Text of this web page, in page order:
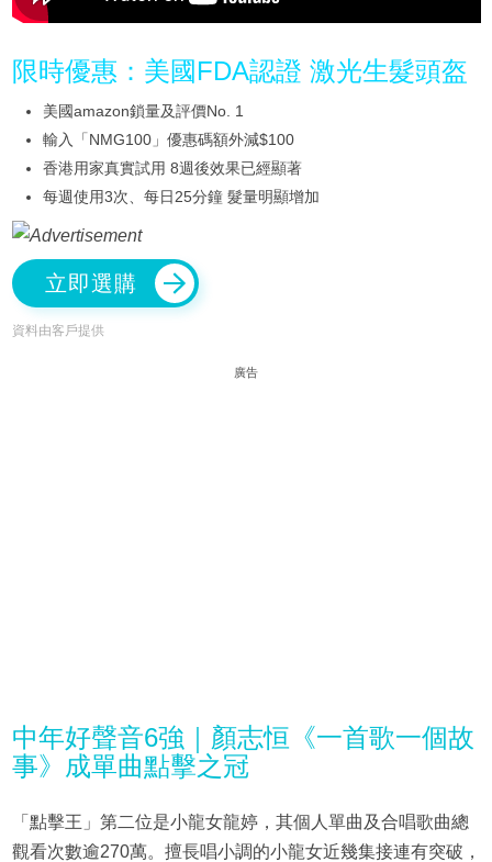
限時優惠：美國FDA認證 激光生髮頭盔
美國amazon鎖量及評價No. 1
輸入「NMG100」優惠碼額外減$100
香港用家真實試用 8週後效果已經顯著
每週使用3次、每日25分鐘 髮量明顯增加
立即選購
資料由客戶提供
廣告
中年好聲音6強｜顏志恒《一首歌一個故
事》成單曲點擊之冠
「點擊王」第二位是小龍女龍婷，其個人單曲及合唱歌曲總
觀看次數逾270萬。擅長唱小調的小龍女近幾集接連有突破，